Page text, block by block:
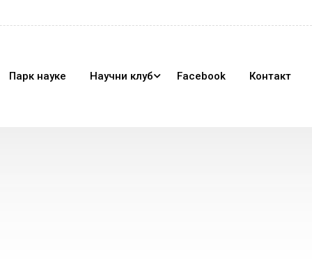
Парк науке Научни клуб Facebook Контакт